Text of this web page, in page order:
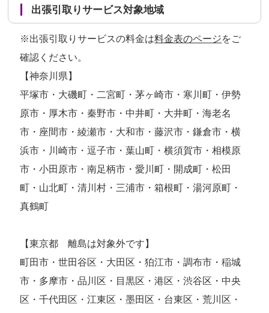
出張引取りサービス対象地域
※出張引取りサービスの料金は料金表のページをご
確認ください。
【神奈川県】
平塚市・大磯町・二宮町・茅ヶ崎市・寒川町・伊勢
原市・厚木市・秦野市・中井町・大井町・海老名
市・座間市・綾瀬市・大和市・藤沢市・鎌倉市・横
浜市・川崎市・逗子市・葉山町・横須賀市・相模原
市・小田原市・南足柄市・愛川町・開成町・松田
町・山北町・清川村・三浦市・箱根町・湯河原町・
真鶴町
【東京都 離島は対象外です】
町田市・世田谷区・大田区・狛江市・調布市・稲城
市・多摩市・品川区・目黒区・港区・渋谷区・中央
区・千代田区・江東区・墨田区・台東区・荒川区・